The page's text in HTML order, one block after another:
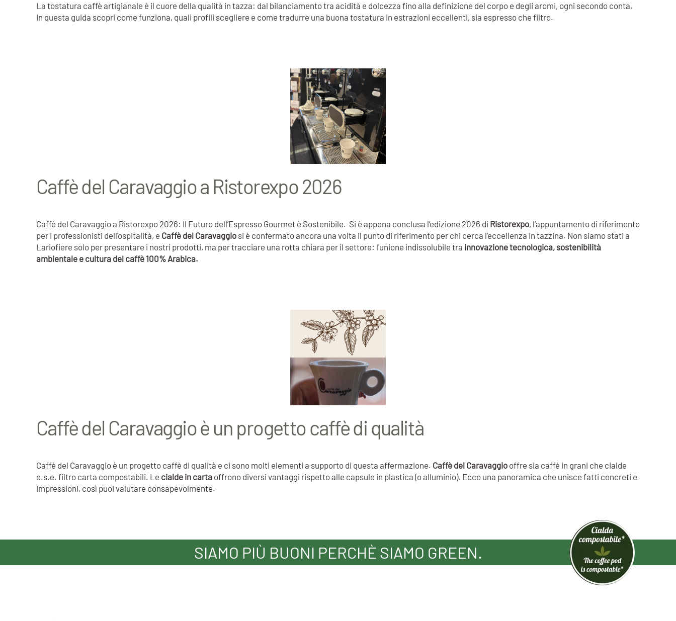
La tostatura caffè artigianale è il cuore della qualità in tazza: dal bilanciamento tra acidità e dolcezza fino alla definizione del corpo e degli aromi, ogni secondo conta.
In questa guida scopri come funziona, quali profili scegliere e come tradurre una buona tostatura in estrazioni eccellenti, sia espresso che filtro.
Caffè del Caravaggio a Ristorexpo 2026
Caffè del Caravaggio a Ristorexpo 2026: Il Futuro dell’Espresso Gourmet è Sostenibile. Si è appena conclusa l’edizione 2026 di Ristorexpo, l’appuntamento di riferimento
per i professionisti dell'ospitalità, e Caffè del Caravaggio si è confermato ancora una volta il punto di riferimento per chi cerca l'eccellenza in tazzina. Non siamo stati a
Lariofiere solo per presentare i nostri prodotti, ma per tracciare una rotta chiara per il settore: l'unione indissolubile tra innovazione tecnologica, sostenibilità
ambientale e cultura del caffè 100% Arabica.
Caffè del Caravaggio è un progetto caffè di qualità
Caffè del Caravaggio è un progetto caffè di qualità e ci sono molti elementi a supporto di questa affermazione. Caffè del Caravaggio offre sia caffè in grani che cialde
e.s.e. filtro carta compostabili. Le cialde in carta offrono diversi vantaggi rispetto alle capsule in plastica (o alluminio). Ecco una panoramica che unisce fatti concreti e
impressioni, così puoi valutare consapevolmente.
SIAMO PIÙ BUONI PERCHÈ SIAMO GREEN.